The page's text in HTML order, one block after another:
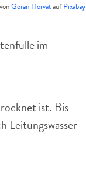
Goran HorvataufPixabay
im
ist. Bis
Leitungswasser